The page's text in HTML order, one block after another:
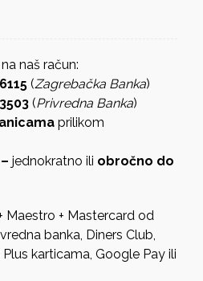
na naš račun:
(Zagrebačka Banka)
(Privredna Banka)
prilikom
–jednokratno ili obročno do
Maestro + Mastercard od
banka, Diners Club,
karticama, Google Pay ili